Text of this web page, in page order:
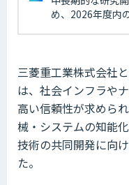
め、2026年度内
三菱重工業株式会社
は、社会インフラや
高い信頼性が求めら
械・システムの知能
技術の共同開発に向
た。